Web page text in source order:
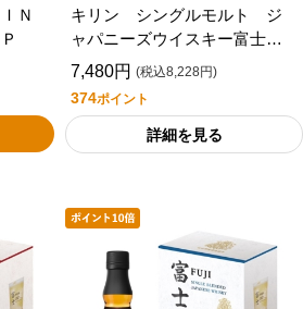
Ｎ
キリン シングルモルト ジ
ャパニーズウイスキー富士
７００ｍｌ （タンブラー付
7,480円 (税込8,228円)
374ポイント
詳細を見る